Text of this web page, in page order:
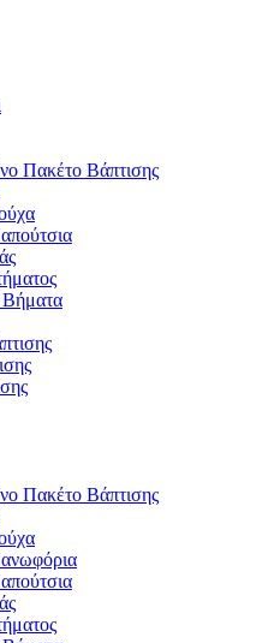
Πακέτο Βάπτισης
Πακέτο Βάπτισης